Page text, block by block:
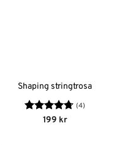
Shaping stringtrosa
Betygsatt
(4)
199 kr